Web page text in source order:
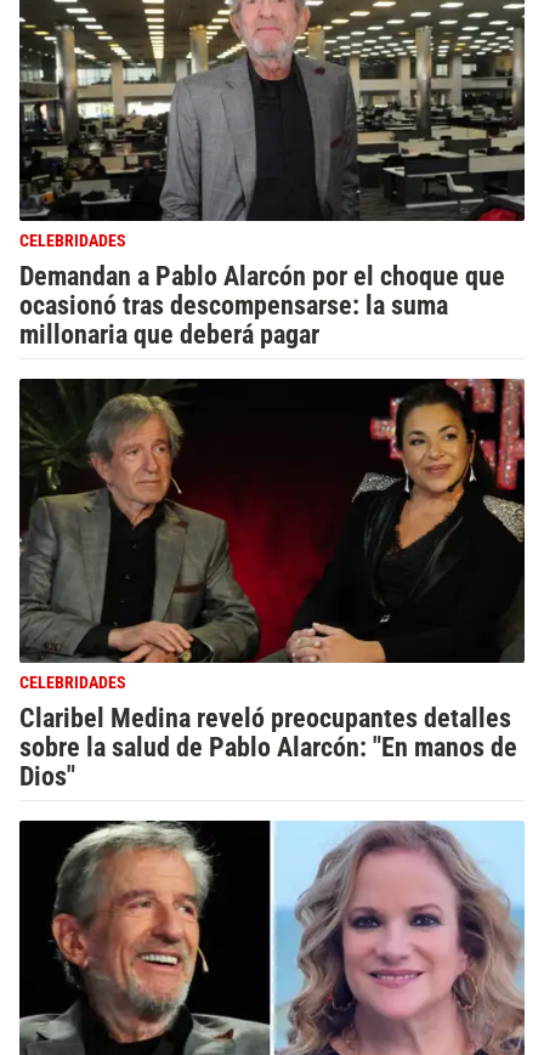
CELEBRIDADES
Demandan a Pablo Alarcón por el choque que
ocasionó tras descompensarse: la suma
millonaria que deberá pagar
CELEBRIDADES
Claribel Medina reveló preocupantes detalles
sobre la salud de Pablo Alarcón: "En manos de
Dios"